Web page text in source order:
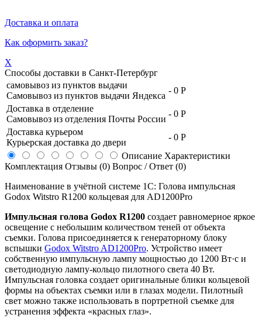
Доставка и оплата
Как оформить заказ?
X
Способы доставки в Санкт-Петербург
самовывоз из пунктов выдачи
Самовывоз из пунктов выдачи Яндекса
- 0 Р
Доставка в отделение
Самовывоз из отделения Почты России
- 0 Р
Доставка курьером
Курьерская доставка до двери
- 0 Р
Описание Характеристики
Комплектация Отзывы (0) Вопрос / Ответ (0)
Наименование в учётной системе 1С: Голова импульсная
Godox Witstro R1200 кольцевая для AD1200Pro
Импульсная голова Godox R1200 создает равномерное яркое
освещение с небольшим количеством теней от объекта
съемки. Голова присоединяется к генераторному блоку
вспышки Godox Witstro AD1200Pro. Устройство имеет
собственную импульсную лампу мощностью до 1200 Вт·c и
светодиодную лампу-кольцо пилотного света 40 Вт.
Импульсная головка создает оригинальные блики кольцевой
формы на объектах съемки или в глазах модели. Пилотный
свет можно также использовать в портретной съемке для
устранения эффекта «красных глаз».